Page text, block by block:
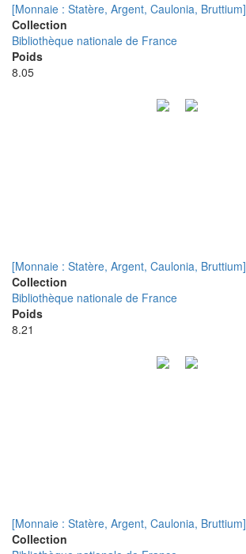
[Monnaie : Statère, Argent, Caulonia, Bruttium]
Collection
Bibliothèque nationale de France
Poids
8.05
[Monnaie : Statère, Argent, Caulonia, Bruttium]
Collection
Bibliothèque nationale de France
Poids
8.21
[Monnaie : Statère, Argent, Caulonia, Bruttium]
Collection